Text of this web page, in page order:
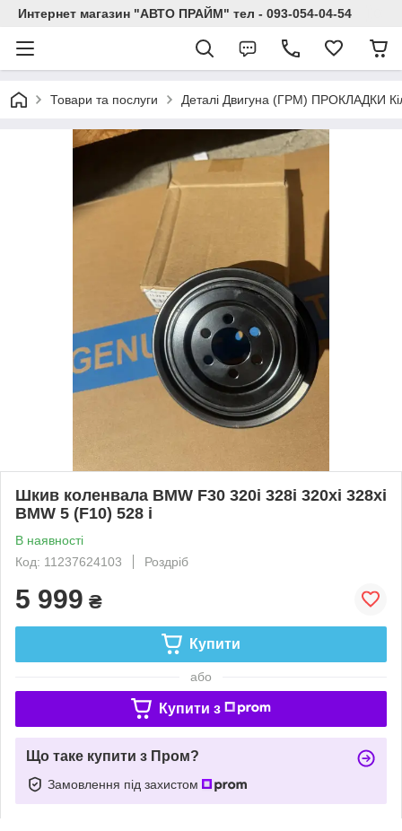
Интернет магазин "АВТО ПРАЙМ" тел - 093-054-04-54
Товари та послуги Деталі Двигуна (ГРМ) ПРОКЛАДКИ
Шкив коленвала BMW F30 320i 328i 320xi 328xi
BMW 5 (F10) 528 i
В наявності
Код: 11237624103
Роздріб
5 999 ₴
Купити
або
Купити з
Що таке купити з Пром?
Замовлення під захистом